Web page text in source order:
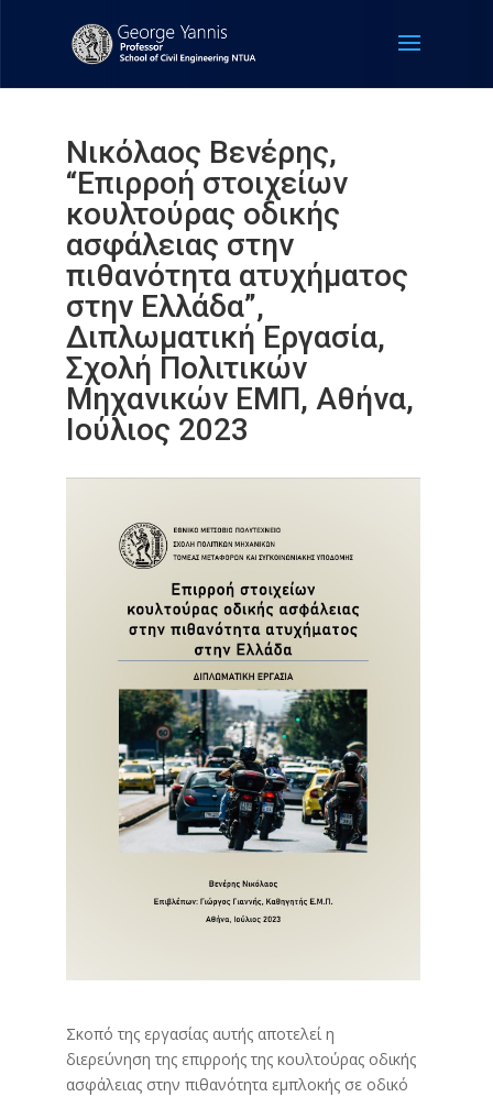
Νικόλαος Βενέρης,
“Επιρροή στοιχείων
κουλτούρας οδικής
ασφάλειας στην
πιθανότητα ατυχήματος
στην Ελλάδα”,
Διπλωματική Εργασία,
Σχολή Πολιτικών
Μηχανικών ΕΜΠ, Αθήνα,
Ιούλιος 2023
Σκοπό της εργασίας αυτής αποτελεί η
διερεύνηση της επιρροής της κουλτούρας οδικής
ασφάλειας στην πιθανότητα εμπλοκής σε οδικό